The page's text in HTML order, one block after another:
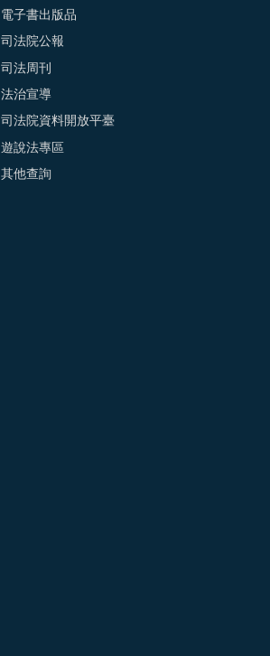
電子書出版品
司法院公報
司法周刊
法治宣導
司法院資料開放平臺
遊說法專區
其他查詢